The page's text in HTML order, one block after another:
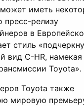
иметь
пресс-релизу
в
стиль
вид C-HR, намекая
Toyota».
Toyota также
мировую